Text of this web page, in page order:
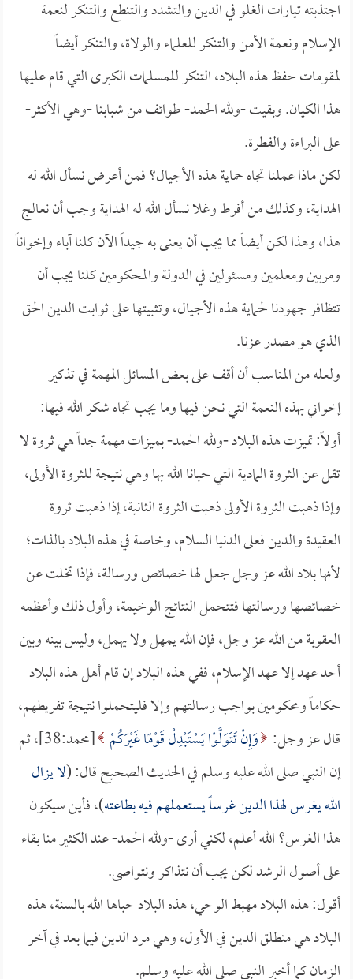
اجتذبته تيارات الغلو في الدين والتشدد والتنطع والتنكر لنعمة
الإسلام ونعمة الأمن والتنكر للعلماء والولاة، والتنكر أيضاً
لمقومات حفظ هذه البلاد، التنكر للمسلمات الكبرى التي قام عليها
هذا الكيان. وبقيت -ولله الحمد- طوائف من شبابنا -وهي الأكثر-
على البراءة والفطرة.
لكن ماذا عملنا تجاه حماية هذه الأجيال؟ فمن أعرض نسأل الله له
الهداية، وكذلك من أفرط وغلا نسأل الله له الهداية وجب أن نعالج
هذا، وهذا لكن أيضاً مما يجب أن يعنى به جيداً الآن كلنا آباء وإخواناً
ومربين ومعلمين ومسئولين في الدولة والمحكومين كلنا يجب أن
تتظافر جهودنا لحماية هذه الأجيال، وتثبيتها على ثوابت الدين الحق
الذي هو مصدر عزنا.
ولعله من المناسب أن أقف على بعض المسائل المهمة في تذكير
إخواني بهذه النعمة التي نحن فيها وما يجب تجاه شكر الله فيها:
أولاً: تميزت هذه البلاد -ولله الحمد- بميزات مهمة جداً هي ثروة لا
تقل عن الثروة المادية التي حبانا الله بها وهي نتيجة للثروة الأولى،
وإذا ذهبت الثروة الأولى ذهبت الثروة الثانية، إذا ذهبت ثروة
العقيدة والدين فعلى الدنيا السلام، وخاصة في هذه البلاد بالذات؛
لأنها بلاد الله عز وجل جعل لها خصائص ورسالة، فإذا تخلت عن
خصائصها ورسالتها فتتحمل النتائج الوخيمة، وأول ذلك وأعظمه
العقوبة من الله عز وجل، فإن الله يمهل ولا يهمل، وليس بينه وبين
أحد عهد إلا عهد الإسلام، ففي هذه البلاد إن قام أهل هذه البلاد
حكاماً ومحكومين بواجب رسالتهم وإلا فليتحملوا نتيجة تفريطهم،
قال عز وجل: وَإِنْ تَتَوَلَّوْا يَسْتَبْدِلْ قَوْمًا غَيْرَكُمْ
[محمد:38]، ثم
إن النبي صلى الله عليه وسلم في الحديث الصحيح قال: (لا يزال
الله يغرس لهذا الدين غرساً يستعملهم فيه بطاعته)، فأين سيكون
هذا الغرس؟ الله أعلم، لكني أرى -ولله الحمد- عند الكثير منا بقاء
على أصول الرشد لكن يجب أن نتذاكر ونتواصى.
أقول: هذه البلاد مهبط الوحي، هذه البلاد حباها الله بالسنة، هذه
البلاد هي منطلق الدين في الأول، وهي مرد الدين فيما بعد في آخر
الزمان كما أخبر النبي صلى الله عليه وسلم.